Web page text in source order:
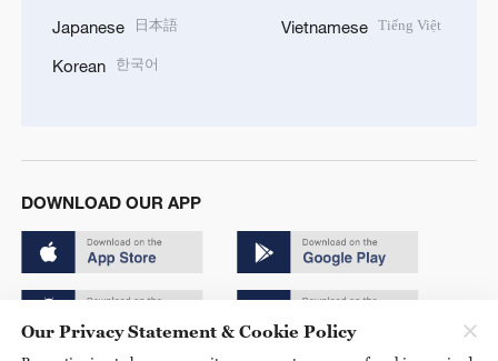
Japanese 日本語
Korean 한국어
Vietnamese Tiếng Việt
DOWNLOAD OUR APP
Our Privacy Statement & Cookie Policy